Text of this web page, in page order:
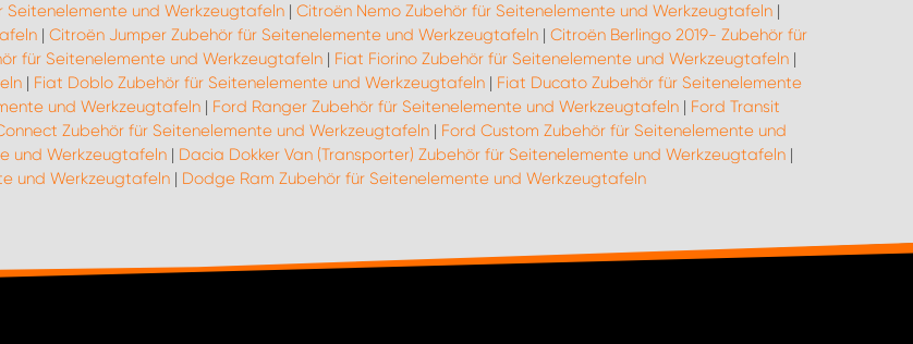
Seitenelemente und Werkzeugtafeln | Citroën Nemo Zubehör für Seitenelemente und Werkzeugtafeln |
| Citroën Jumper Zubehör für Seitenelemente und Werkzeugtafeln | Citroën Berlingo 2019- Zubehör für
für Seitenelemente und Werkzeugtafeln| Fiat Fiorino Zubehör für Seitenelemente und Werkzeugtafeln|
| Fiat Doblo Zubehör für Seitenelemente und Werkzeugtafeln | Fiat Ducato Zubehör für Seitenelemente
und Werkzeugtafeln| Ford Ranger Zubehör für Seitenelemente und Werkzeugtafeln| Ford Transit
Zubehör für Seitenelemente und Werkzeugtafeln | Ford Custom Zubehör für Seitenelemente und
und Werkzeugtafeln| Dacia Dokker Van (Transporter) Zubehör für Seitenelemente und Werkzeugtafeln|
und Werkzeugtafeln | Dodge Ram Zubehör für Seitenelemente und Werkzeugtafeln